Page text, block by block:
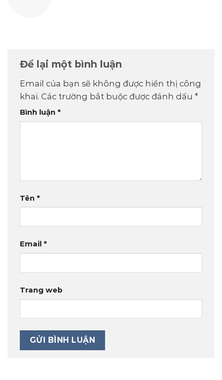
Để lại một bình luận
Email của bạn sẽ không được hiển thị công
khai. Các trường bắt buộc được đánh dấu *
Bình luận *
Tên *
Email *
Trang web